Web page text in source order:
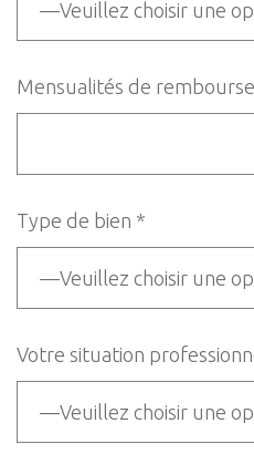
Mensualités de
Type de bien *
Votre situation